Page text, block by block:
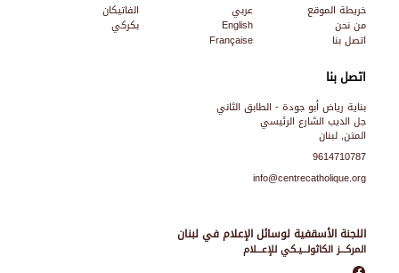
اللجنة الأسقفية لوسائل الإعلام في لبنان
المركـــز الكاثولـــيـكي للإعـــلام
اتصل بنا
بناية رياض أبو جودة - الطابق الثاني
جل الديب الشارع الرئيسي
المتن, لبنان
9614710787
info@centrecatholique.org
خريطة الموقع
من نحن
اتصل بنا
عربي
English
Française
الفاتيكان
بكركي